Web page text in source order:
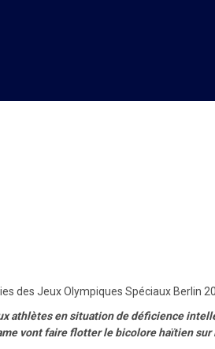
des Jeux Olympiques Spéciaux Berlin
athlètes en situation de déficience
vont faire flotter le bicolore haïtien